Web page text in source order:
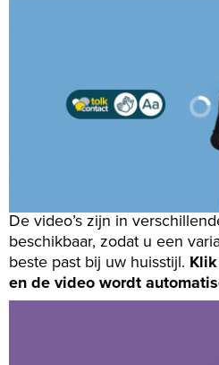
De video’s zijn in
beschikbaar, zodat u een
beste past bij uw huisstijl.
en de video wordt